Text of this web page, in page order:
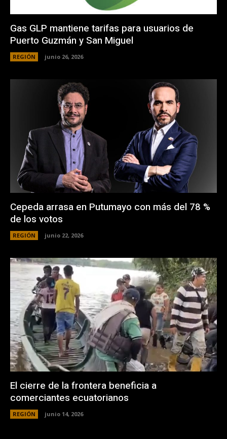
Gas GLP mantiene tarifas para usuarios de
Puerto Guzmán y San Miguel
REGIÓN junio 26, 2026
Cepeda arrasa en Putumayo con más del 78 %
de los votos
REGIÓN junio 22, 2026
El cierre de la frontera beneficia a
comerciantes ecuatorianos
REGIÓN junio 14, 2026